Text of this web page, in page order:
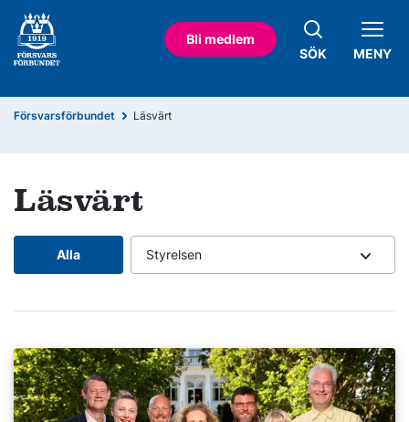
Bli medlem
SÖK
MENY
Försvarsförbundet Läsvärt
Läsvärt
Alla Styrelsen
Läs mer